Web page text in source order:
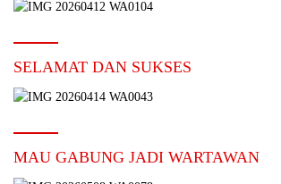
SELAMAT DAN SUKSES
MAU GABUNG JADI WARTAWAN